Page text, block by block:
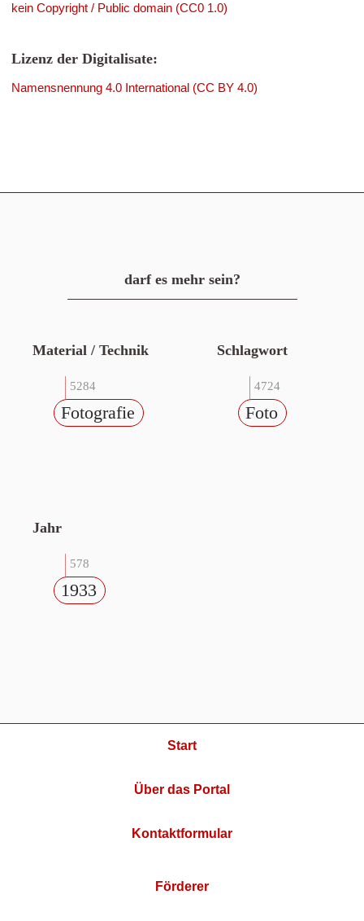
kein Copyright / Public domain (CC0 1.0)
Lizenz der Digitalisate:
Namensnennung 4.0 International (CC BY 4.0)
darf es mehr sein?
Material / Technik
5284
Fotografie
Schlagwort
4724
Foto
Jahr
578
1933
Start
Über das Portal
Kontaktformular
Förderer